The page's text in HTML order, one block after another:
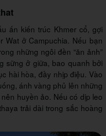
ấn kiến trúc Khmer cổ, gợi
Wat ở Campuchia. Nếu bạn
những ngôi đền “ăn ảnh”
sững ở giữa, bao quanh bởi
hài hòa, đầy nhịp điệu. Vào
ánh vàng phủ lên những
huyền ảo. Nếu có dịp leo
trải dài trong sắc hoàng